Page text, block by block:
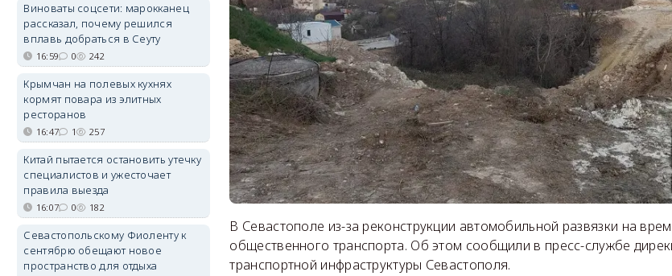
В Севастополе из-за реконструкции автомобильной развязки на
общественного транспорта. Об этом сообщили в пресс-службе
транспортной инфраструктуры Севастополя.
Виноваты соцсети: марокканец
рассказал, почему решился
вплавь добраться в Сеуту
16:59 0 242
Крымчан на полевых кухнях
кормят повара из элитных
ресторанов
16:47 1 257
Китай пытается остановить утечку
специалистов и ужесточает
правила выезда
16:07 0 182
Севастопольскому Фиоленту к
сентябрю обещают новое
пространство для отдыха